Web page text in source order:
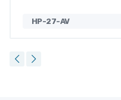
HP-27-AV